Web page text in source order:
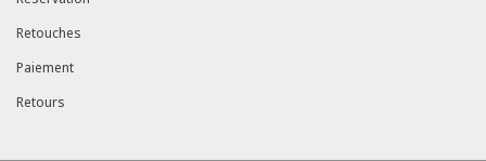
Retouches
Paiement
Retours